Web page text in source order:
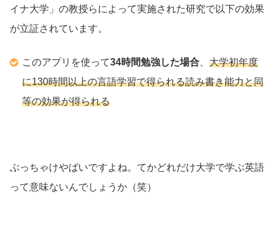
イナ大学」 の教授らによって実施された研究で以下の効果
が立証されています。
このアプリを使って34時間勉強した場合
大学初年度
に130時間以上の言語学習で得られる読み書き能力と同
等の効果が得られる
ぶっちゃけやばいですよね。てかどれだけ大学で学ぶ英語
って意味ないんでしょうか（笑）